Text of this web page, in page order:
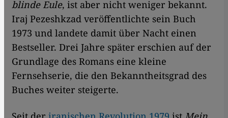
blinde Eule, ist aber nicht weniger bekannt.
Iraj Pezeshkzad veröffentlichte sein Buch
1973 und landete damit über Nacht einen
Bestseller. Drei Jahre später erschien auf der
Grundlage des Romans eine kleine
Fernsehserie, die den Bekanntheitsgrad des
Buches weiter steigerte.